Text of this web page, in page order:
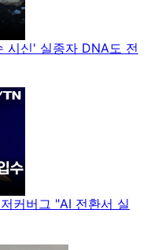
시신' 실종자 DNA도 전
커버그 "AI 전환서 실